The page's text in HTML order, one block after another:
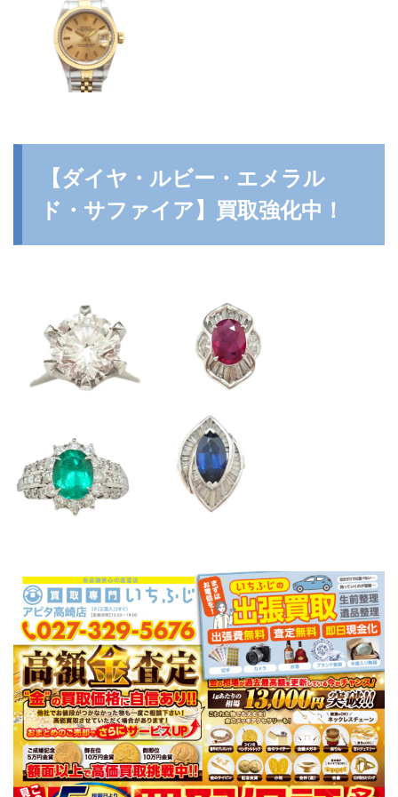
【ダイヤ・ルビー・エメラル
ド・サファイア】買取強化中！